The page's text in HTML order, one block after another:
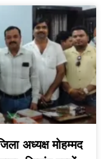
अध्यक्ष मोहम्मद